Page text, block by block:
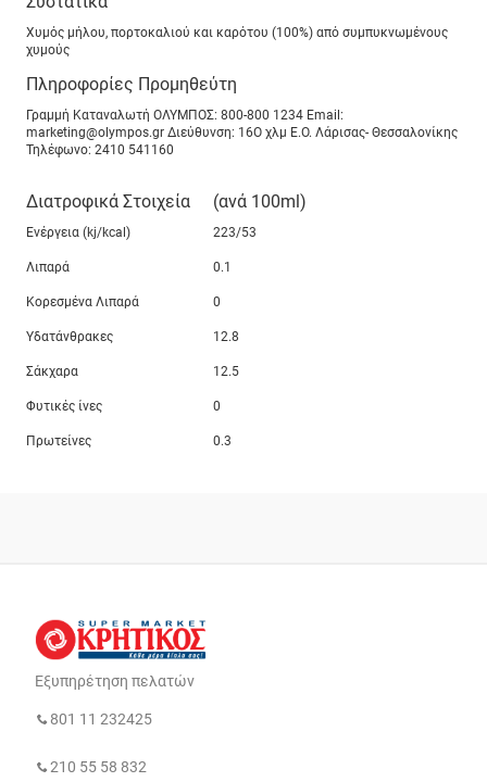
Χυμός μήλου, πορτοκαλιού και καρότου (100%) από συμπυκνωμένους
χυμούς
Πληροφορίες Προμηθεύτη
Γραμμή Καταναλωτή ΟΛΥΜΠΟΣ: 800-800 1234 Email:
marketing@olympos.gr Διεύθυνση: 16Ο χλμ Ε.Ο. Λάρισας- Θεσσαλονίκης
Τηλέφωνο: 2410 541160
Διατροφικά Στοιχεία (ανά 100ml)
Ενέργεια (kj/kcal) 223/53
Λιπαρά 0.1
Κορεσμένα Λιπαρά 0
Υδατάνθρακες 12.8
Σάκχαρα 12.5
Φυτικές ίνες 0
Πρωτείνες 0.3
Εξυπηρέτηση πελατών
801 11 232425
210 55 58 832